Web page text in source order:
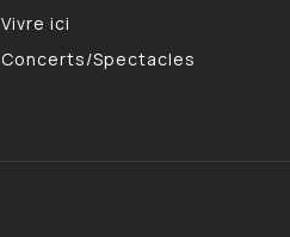
Vivre ici
Concerts/Spectacles